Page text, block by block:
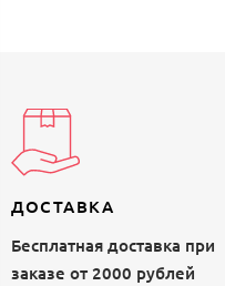
ДОСТАВКА
Бесплатная доставка при
заказе от 2000 рублей